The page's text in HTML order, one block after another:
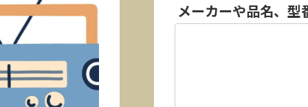
メーカーや品名、型